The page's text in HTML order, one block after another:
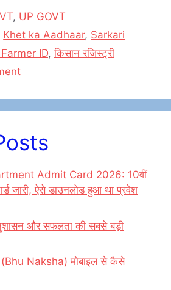
ar
e
, UP GOVT
Khet ka Aadhaar, Sarkari
ID,किसान रजिस्ट्री
Admit Card 2026: 10वीं
जारी, ऐसे डाउनलोड हुआ था प्रवेश
और सफलता की सबसे बड़ी
(Bhu Naksha) मोबाइल से कैसे